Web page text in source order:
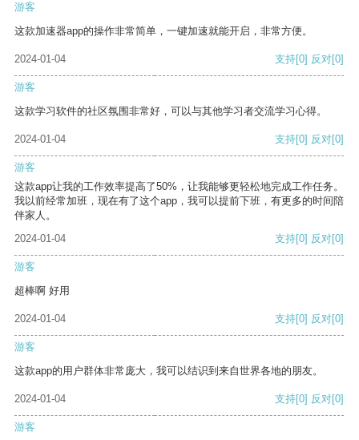
游客
这款加速器app的操作非常简单，一键加速就能开启，非常方便。
2024-01-04 支持[0] 反对[0]
游客
这款学习软件的社区氛围非常好，可以与其他学习者交流学习心得。
2024-01-04 支持[0] 反对[0]
游客
这款app让我的工作效率提高了50%，让我能够更轻松地完成工作任务。
我以前经常加班，现在有了这个app，我可以提前下班，有更多的时间陪
伴家人。
2024-01-04
支持[0] 反对[0]
游客
超棒啊 好用
2024-01-04 支持[0] 反对[0]
游客
这款app的用户群体非常庞大，我可以结识到来自世界各地的朋友。
2024-01-04 支持[0] 反对[0]
游客